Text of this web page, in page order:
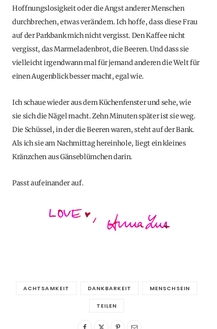
Hoffnungslosigkeit oder die Angst anderer Menschen
durchbrechen, etwas verändern. Ich hoffe, dass diese Frau
auf der Parkbank mich nicht vergisst. Den Kaffee nicht
vergisst, das Marmeladenbrot, die Beeren. Und dass sie
vielleicht irgendwann mal für jemand anderen die Welt für
einen Augenblick besser macht, egal wie.
Ich schaue wieder aus dem Küchenfenster und sehe, wie
sie sich die Nägel macht. Zehn Minuten später ist sie weg.
Die Schüssel, in der die Beeren waren, steht auf der Bank.
Als ich sie am Nachmittag hereinhole, liegt ein kleines
Kränzchen aus Gänseblümchen darin.
Passt aufeinander auf.
ACHTSAMKEIT DANKBARKEIT MENSCHSEIN
TEILEN